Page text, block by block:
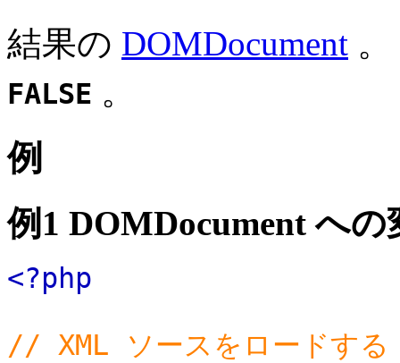
結果の DOMDocument
FALSE 。
例
例1 DOMDocument への
<?php
// XML ソースをロードする